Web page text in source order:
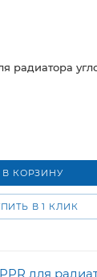
радиатора
В КОРЗИНУ
В 1 КЛИК